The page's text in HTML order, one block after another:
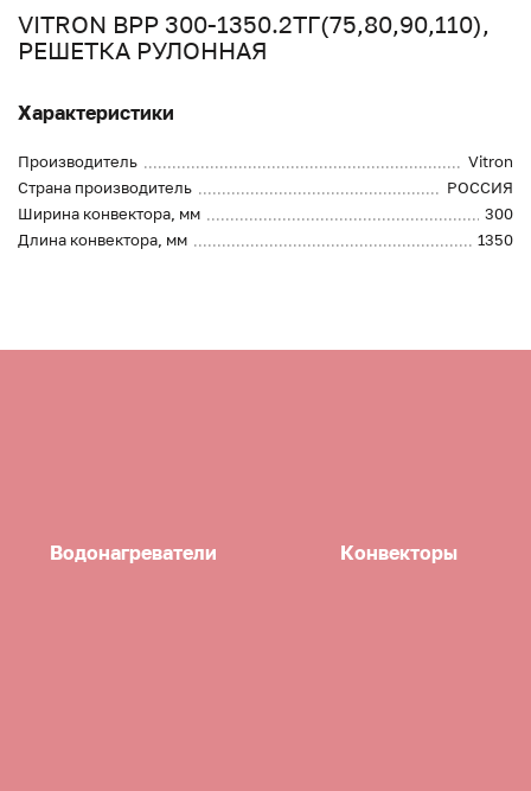
VITRON ВРР 300-1350.2ТГ(75,80,90,110),
РЕШЕТКА РУЛОННАЯ
Характеристики
Производитель
Vitron
Страна производитель
РОССИЯ
Ширина конвектора, мм
300
Длина конвектора, мм
1350
Водонагреватели Конвекторы